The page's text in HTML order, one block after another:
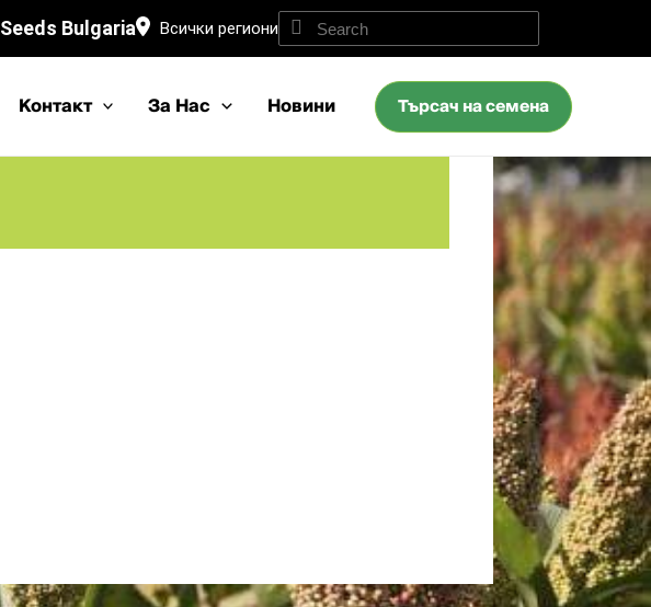
Seeds Bulgaria Всички региони
Kонтакт За Нас Новини Търсач на семена